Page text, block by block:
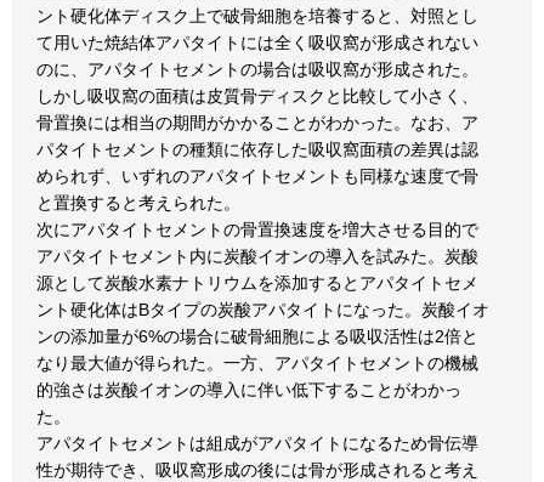
ント硬化体ディスク上で破骨細胞を培養すると、対照とし
て用いた焼結体アパタイトには全く吸収窩が形成されない
のに、アパタイトセメントの場合は吸収窩が形成された。
しかし吸収窩の面積は皮質骨ディスクと比較して小さく、
骨置換には相当の期間がかかることがわかった。なお、ア
パタイトセメントの種類に依存した吸収窩面積の差異は認
められず、いずれのアパタイトセメントも同様な速度で骨
と置換すると考えられた。
次にアパタイトセメントの骨置換速度を増大させる目的で
アパタイトセメント内に炭酸イオンの導入を試みた。炭酸
源として炭酸水素ナトリウムを添加するとアパタイトセメ
ント硬化体はBタイプの炭酸アパタイトになった。炭酸イオ
ンの添加量が6%の場合に破骨細胞による吸収活性は2倍と
なり最大値が得られた。一方、アパタイトセメントの機械
的強さは炭酸イオンの導入に伴い低下することがわかっ
た。
アパタイトセメントは組成がアパタイトになるため骨伝導
性が期待でき、吸収窩形成の後には骨が形成されると考え